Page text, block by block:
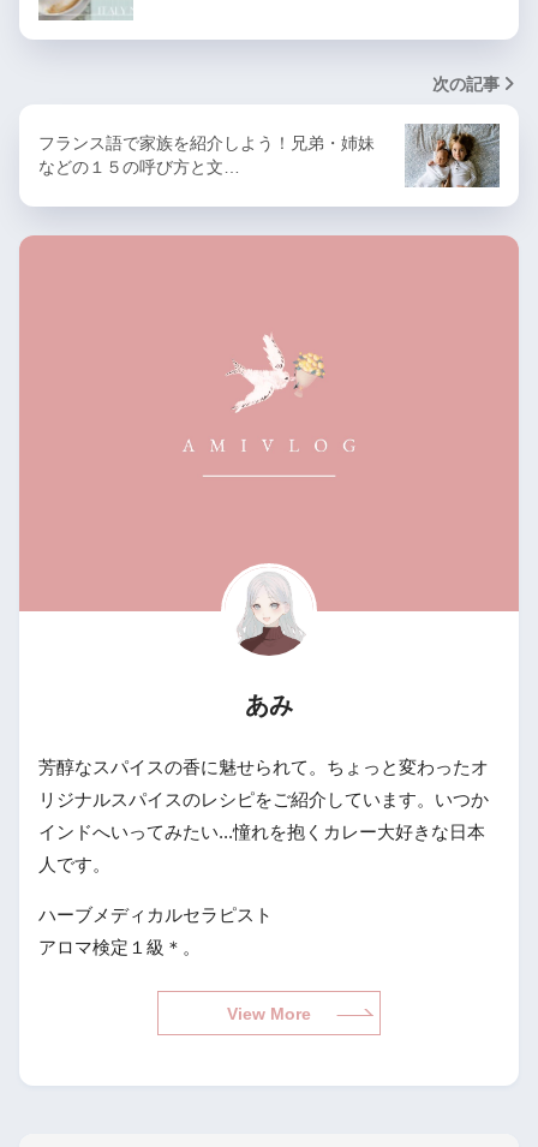
次の記事
フランス語で家族を紹介しよう！兄弟・姉妹
などの１５の呼び方と文…
あみ
芳醇なスパイスの香に魅せられて。ちょっと変わったオ
リジナルスパイスのレシピをご紹介しています。いつか
インドへいってみたい...憧れを抱くカレー大好きな日本
人です。
ハーブメディカルセラピスト
アロマ検定１級＊。
View More